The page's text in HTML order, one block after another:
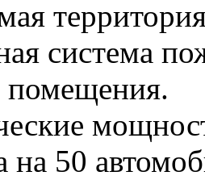
система
на 50